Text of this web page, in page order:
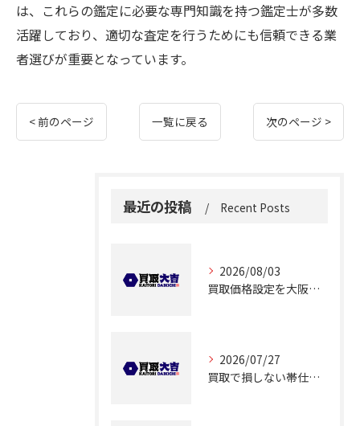
は、これらの鑑定に必要な専門知識を持つ鑑定士が多数
活躍しており、適切な査定を行うためにも信頼できる業
者選びが重要となっています。
< 前のページ 一覧に戻る 次のページ >
最近の投稿 Recent Posts
2026/08/03
買取価格設定を大阪府大阪市都島区友渕町で適正に行うための相場確認ポイント
2026/07/27
買取で損しない帯仕立て品の査定ポイントと価格アップのコツ解説